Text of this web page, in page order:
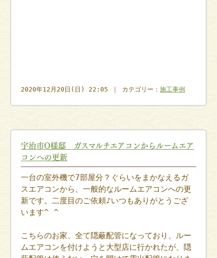
2020年12月20日(日) 22:05 ｜ カテゴリー：施工事例
宇治市O様邸 ガスマルチエアコンからルームエア
コンへの更新
一台の室外機で7部屋分？ぐらいをまかなえるガ
スエアコンから、一般的なルームエアコンへの更
新です。二度目のご依頼♪いつもありがとうござ
います^ ^
こちらのお家、全て隠蔽配管になっており、ルー
ムエアコンを付けようと大型店に行かれたが、隠